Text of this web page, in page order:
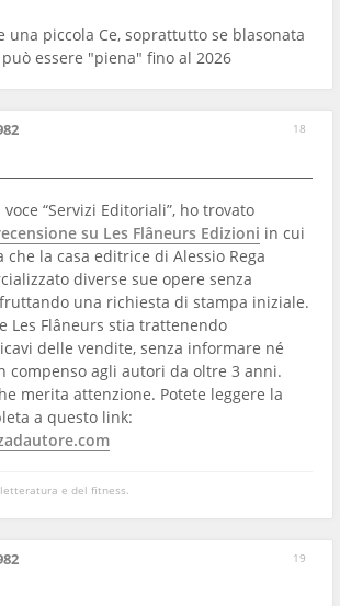
una piccola Ce, soprattutto se blasonata
essere "piena" fino al 2026
18
“Servizi Editoriali”, ho trovato
su Les Flâneurs Edizioni in cui
che la casa editrice di Alessio Rega
diverse sue opere senza
una richiesta di stampa iniziale.
Les Flâneurs stia trattenendo
delle vendite, senza informare né
compenso agli autori da oltre 3 anni.
merita attenzione. Potete leggere la
a questo link:
e del fitness.
19